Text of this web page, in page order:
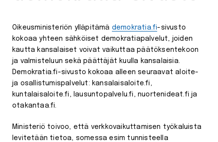
Oikeusministeriön ylläpitämä demokratia.fi-sivusto
kokoaa yhteen sähköiset demokratiapalvelut, joiden
kautta kansalaiset voivat vaikuttaa päätöksentekoon
ja valmisteluun sekä päättäjät kuulla kansalaisia.
Demokratia.fi-sivusto kokoaa alleen seuraavat aloite-
ja osallistumispalvelut: kansalaisaloite.fi,
kuntalaisaloite.fi, lausuntopalvelu.fi, nuortenideat.fi ja
otakantaa.fi.
Ministeriö toivoo, että verkkovaikuttamisen työkaluista
levitetään tietoa, somessa esim tunnisteella